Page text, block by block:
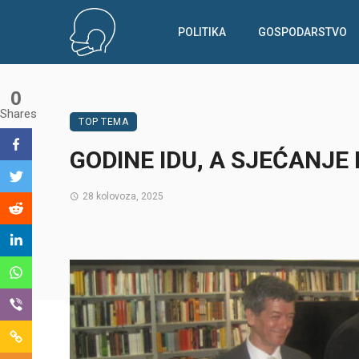
POLITIKA GOSPODARSTVO
TOP TEMA
GODINE IDU, A
28 kolovoza, 2025
0
Shares